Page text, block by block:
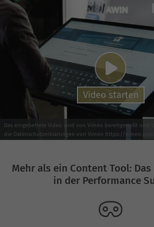
Das eingebettete Video wird von Vimeo bereitgestellt und
die Datenschutzerklärungen von Vimeo https://
Video starten
Mehr als ein Content Tool:
in der Performance